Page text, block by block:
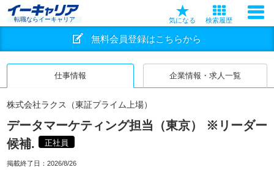
転職ならイーキャリア 気になる 検索履歴
無料会員登録はこちらから
仕事情報 企業情報・求人一覧
株式会社ラクス（東証プライム上場）
データマーケティング担当（東京） ※リーダー
候補.
正社員
掲載終了日： 2026/8/26